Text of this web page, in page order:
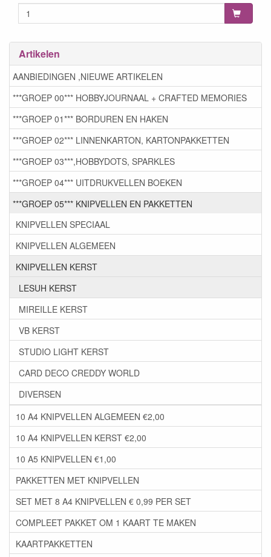
Artikelen
AANBIEDINGEN ,NIEUWE ARTIKELEN
***GROEP 00*** HOBBYJOURNAAL + CRAFTED MEMORIES
***GROEP 01*** BORDUREN EN HAKEN
***GROEP 02*** LINNENKARTON, KARTONPAKKETTEN
***GROEP 03***,HOBBYDOTS, SPARKLES
***GROEP 04*** UITDRUKVELLEN BOEKEN
***GROEP 05*** KNIPVELLEN EN PAKKETTEN
KNIPVELLEN SPECIAAL
KNIPVELLEN ALGEMEEN
KNIPVELLEN KERST
LESUH KERST
MIREILLE KERST
VB KERST
STUDIO LIGHT KERST
CARD DECO CREDDY WORLD
DIVERSEN
10 A4 KNIPVELLEN ALGEMEEN €2,00
10 A4 KNIPVELLEN KERST €2,00
10 A5 KNIPVELLEN €1,00
PAKKETTEN MET KNIPVELLEN
SET MET 8 A4 KNIPVELLEN € 0,99 PER SET
COMPLEET PAKKET OM 1 KAART TE MAKEN
KAARTPAKKETTEN